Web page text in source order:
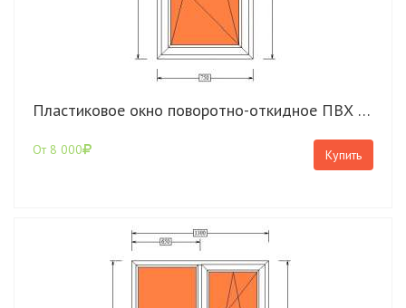
Пластиковое окно поворотно-откидное ПВХ 1300*750 Rehau Grazio
От 8 000 Купить